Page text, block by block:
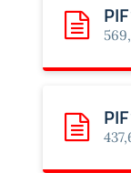
Scarica:
Scarica: